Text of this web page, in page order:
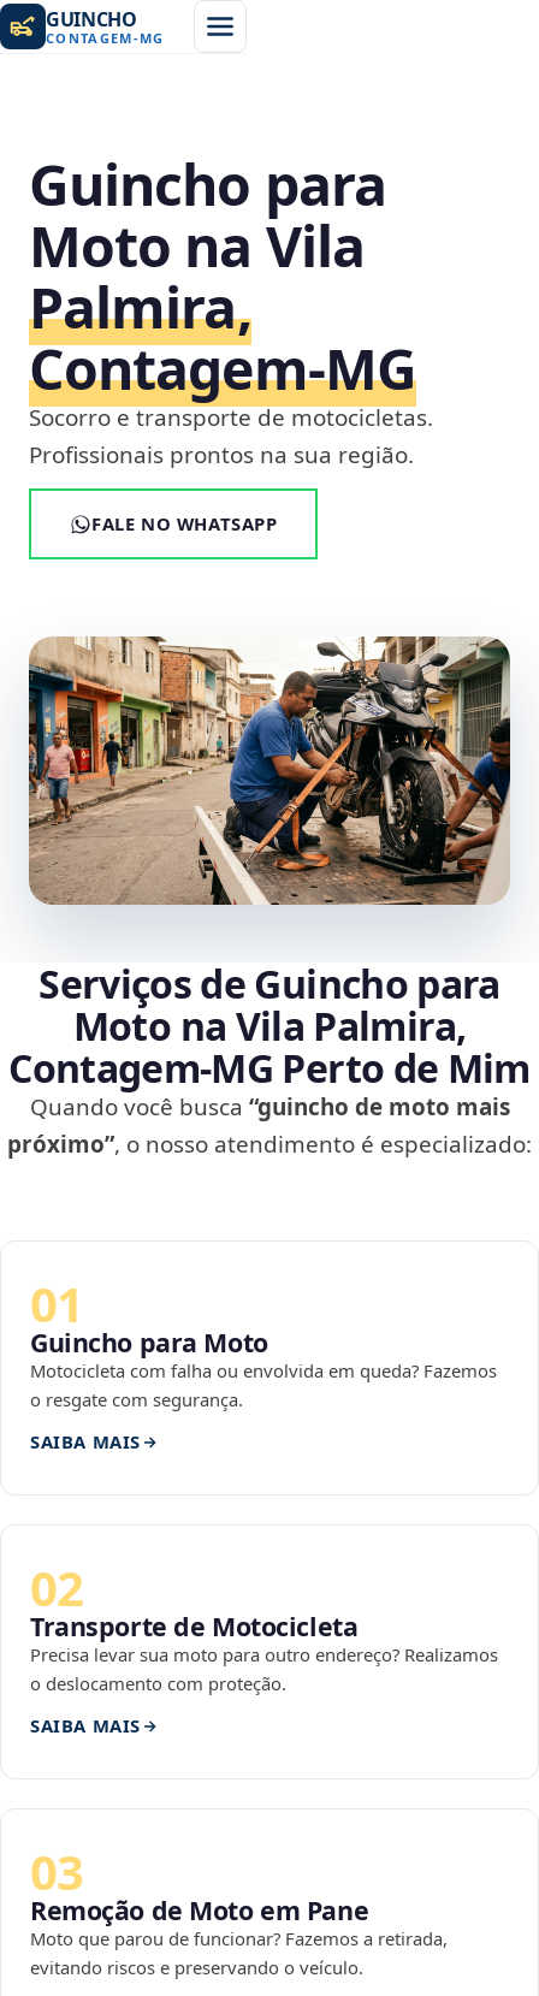
GUINCHO
CONTAGEM-MG
Guincho para
Moto na Vila
Palmira,
Contagem‑MG
Socorro e transporte de motocicletas.
Profissionais prontos na sua região.
FALE NO WHATSAPP
Serviços de Guincho para
Moto na Vila Palmira,
Contagem‑MG Perto de Mim
Quando você busca “guincho de moto mais
próximo”, o nosso atendimento é especializado:
01
Guincho para Moto
Motocicleta com falha ou envolvida em queda? Fazemos
o resgate com segurança.
SAIBA MAIS
02
Transporte de Motocicleta
Precisa levar sua moto para outro endereço? Realizamos
o deslocamento com proteção.
SAIBA MAIS
03
Remoção de Moto em Pane
Moto que parou de funcionar? Fazemos a retirada,
evitando riscos e preservando o veículo.